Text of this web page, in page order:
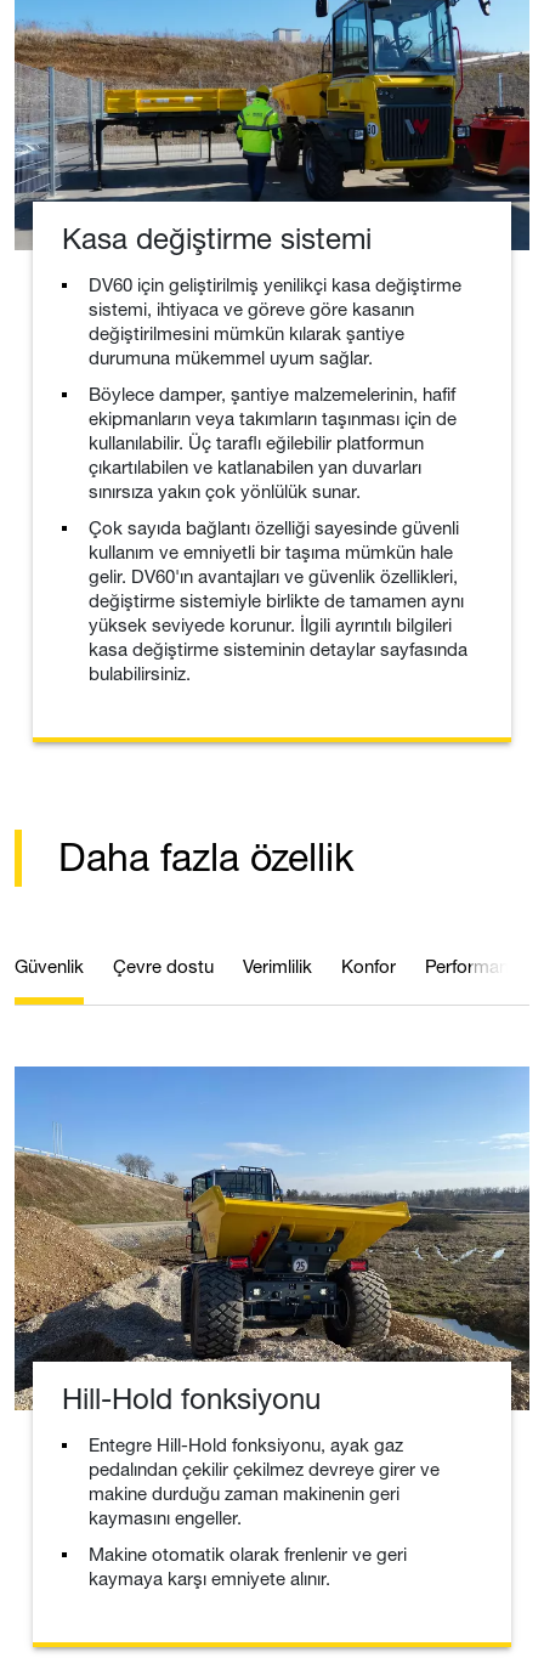
Kasa değiştirme sistemi
DV60 için geliştirilmiş yenilikçi kasa değiştirme
sistemi, ihtiyaca ve göreve göre kasanın
değiştirilmesini mümkün kılarak şantiye
durumuna mükemmel uyum sağlar.
Böylece damper, şantiye malzemelerinin, hafif
ekipmanların veya takımların taşınması için de
kullanılabilir. Üç taraflı eğilebilir platformun
çıkartılabilen ve katlanabilen yan duvarları
sınırsıza yakın çok yönlülük sunar.
Çok sayıda bağlantı özelliği sayesinde güvenli
kullanım ve emniyetli bir taşıma mümkün hale
gelir. DV60'ın avantajları ve güvenlik özellikleri,
değiştirme sistemiyle birlikte de tamamen aynı
yüksek seviyede korunur. İlgili ayrıntılı bilgileri
kasa değiştirme sisteminin detaylar sayfasında
bulabilirsiniz.
Daha fazla özellik
Güvenlik Çevre dostu Verimlilik Konfor Performans
Hill-Hold fonksiyonu
Entegre Hill-Hold fonksiyonu, ayak gaz
pedalından çekilir çekilmez devreye girer ve
makine durduğu zaman makinenin geri
kaymasını engeller.
Makine otomatik olarak frenlenir ve geri
kaymaya karşı emniyete alınır.